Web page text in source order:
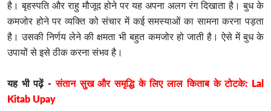
है। बृहस्पति और राहु मौजूद होने पर यह अपना अलग रंग दिखाता है। बुध के
कमजोर होने पर व्यक्ति को संचार में कई समस्याओं का सामना करना पड़ता
है। उसकी निर्णय लेने की क्षमता भी बहुत कमजोर हो जाती है। ऐसे में बुध के
उपायों से इसे ठीक करना संभव है।
यह भी पढ़ें -संतान सुख और समृद्धि के लिए लाल किताब के टोटके: Lal
Kitab Upay